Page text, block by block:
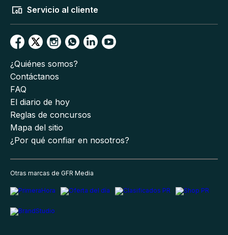
Servicio al cliente
¿Quiénes somos?
Contáctanos
FAQ
El diario de hoy
Reglas de concursos
Mapa del sitio
¿Por qué confiar en nosotros?
Otras marcas de GFR Media